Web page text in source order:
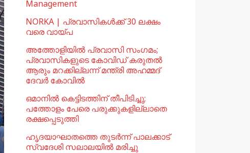
Management
NORKA | പ്രവാസികള്‍ക്ക് 30 ലക്ഷം
വരെ വായ്പ
അത്തോളിയിൽ പ്രവാസി സംഗമം;
പ്രവാസികളുടെ കോവിഡ് കരുതൽ
ആരും മറക്കില്ലന്ന് മന്ത്രി അഹമ്മദ്
ദേവർ കോവിൽ
ഒമാനില്‍ കെട്ടിടത്തിന് തീപിടിച്ചു;
പത്തോളം പേരെ പരുക്കുകളില്ലാതെ
രക്ഷപ്പെടുത്തി
ഹൃദയാഘാതത്തെ തുടർന്ന് പാലക്കാട്
സ്വദേശി സലാലയിൽ മരിച്ചു